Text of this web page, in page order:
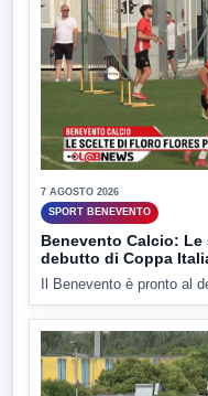
7 AGOSTO 2026
SPORT BENEVENTO
Benevento Calcio:
debutto di Coppa
Il Benevento è pronto al